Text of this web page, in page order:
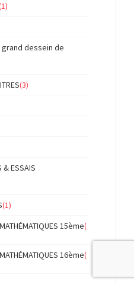
grand dessein de
(3)
& ESSAIS
(1)
15ème(
16ème(